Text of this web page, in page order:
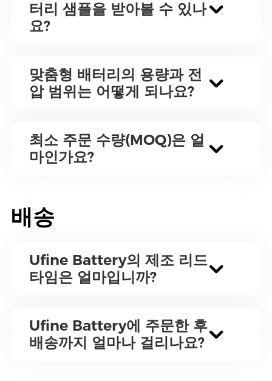
터리 샘플을 받아볼 수 있나
요?
맞춤형 배터리의 용량과 전
압 범위는 어떻게 되나요?
최소 주문 수량(MOQ)은 얼
마인가요?
배송
Ufine Battery의 제조 리드
타임은 얼마입니까?
Ufine Battery에 주문한 후
배송까지 얼마나 걸리나요?